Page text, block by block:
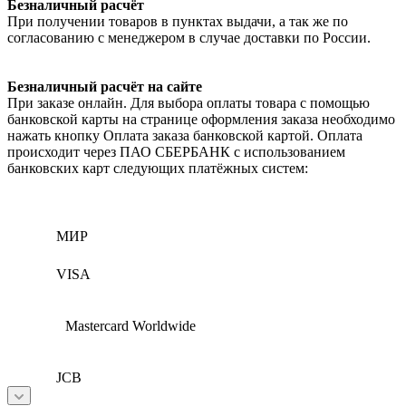
Безналичный расчёт
При получении товаров в пунктах выдачи, а так же по
согласованию с менеджером в случае доставки по России.
Безналичный расчёт на сайте
При заказе онлайн. Для выбора оплаты товара с помощью
банковской карты на странице оформления заказа необходимо
нажать кнопку Оплата заказа банковской картой. Оплата
происходит через ПАО СБЕРБАНК с использованием
банковских карт следующих платёжных систем:
МИР
VISA
Mastercard Worldwide
JCB